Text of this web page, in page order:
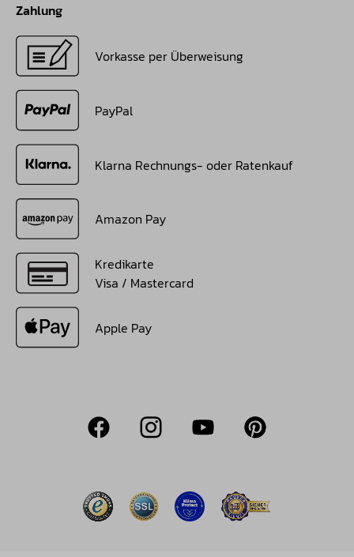
Zahlung
Vorkasse per Überweisung
PayPal
Klarna Rechnungs- oder Ratenkauf
Amazon Pay
Kredikarte
Visa / Mastercard
Apple Pay